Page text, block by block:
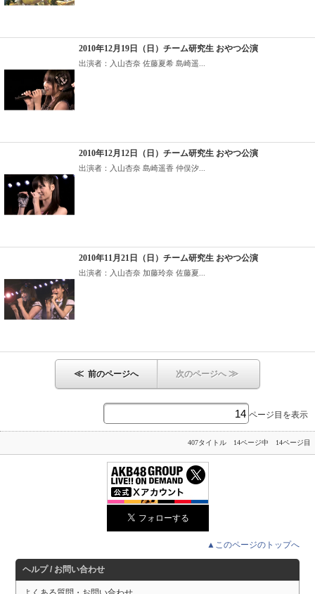
2010年12月19日（日）チーム研究生 おやつ公演
出演者：入山杏奈 佐藤夏希 島崎遥...
2010年12月12日（日）チーム研究生 おやつ公演
出演者：入山杏奈 島崎遥香 仲俣汐...
2010年11月21日（日）チーム研究生 おやつ公演
出演者：入山杏奈 加藤玲奈 佐藤夏...
≪ 前のページへ 次のページへ≫
ページ目を表示
407タイトル 14ページ中 14ページ目
▲このページのトップへ
ヘルプ / お問い合わせ